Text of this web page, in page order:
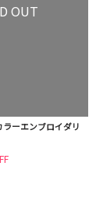
OUT
ラーエンブロイダリ